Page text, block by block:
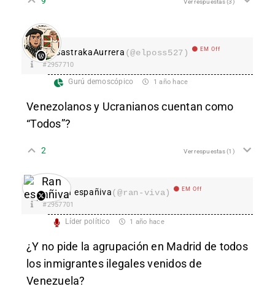
SastrakaAurrera (@elposs527) EM Off
#2957710
Gurú demoscópico 1 año hace
Venezolanos y Ucranianos cuentan como
“Todos”?
2 Ver respuestas(1)
Ran españiva(@ran-viva) EM Off
#2957701
Líder político 1 año hace
¿Y no pide la agrupación en Madrid de todos
los inmigrantes ilegales venidos de
Venezuela?